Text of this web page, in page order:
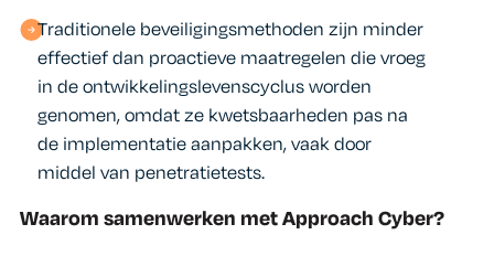
Traditionele beveiligingsmethoden zijn minder
effectief dan proactieve maatregelen die vroeg
in de ontwikkelingslevenscyclus worden
genomen, omdat ze kwetsbaarheden pas na
de implementatie aanpakken, vaak door
middel van penetratietests.
Waarom samenwerken met Approach Cyber?